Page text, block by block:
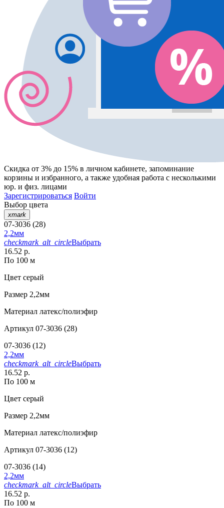
Скидка от 3% до 15% в личном кабинете, запоминание
корзины и избранного, а также удобная работа с несколькими
юр. и физ. лицами
Зарегистрироваться Войти
Выбор цвета
xmark
07-3036 (28)
2,2мм
checkmark_alt_circleВыбрать
16.52 р.
По 100 м
Цвет серый
Размер 2,2мм
Материал латекс/полиэфир
Артикул 07-3036 (28)
07-3036 (12)
2,2мм
checkmark_alt_circleВыбрать
16.52 р.
По 100 м
Цвет серый
Размер 2,2мм
Материал латекс/полиэфир
Артикул 07-3036 (12)
07-3036 (14)
2,2мм
checkmark_alt_circleВыбрать
16.52 р.
По 100 м